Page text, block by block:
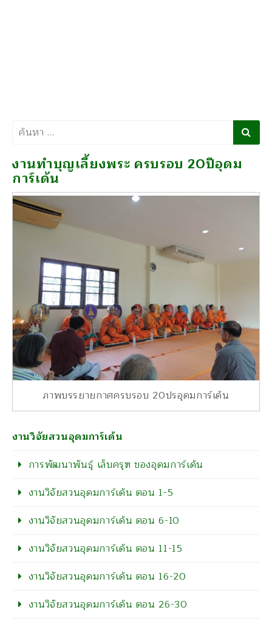
ค้นหา
งานทำบุญเลี้ยงพระ ครบรอบ 20ปีอุดม
การ์เด้น
ภาพบรรยายกาศครบรอบ 20ปรอุดมการ์เด้น
งานวิจัยสวนอุดมการ์เด้น
การพัฒนาพันธุ์ เล็บครุฑ ของอุดมการ์เด้น
งานวิจัยสวนอุดมการ์เด้น ตอน 1-5
งานวิจัยสวนอุดมการ์เด้น ตอน 6-10
งานวิจัยสวนอุดมการ์เด้น ตอน 11-15
งานวิจัยสวนอุดมการ์เด้น ตอน 16-20
งานวิจัยสวนอุดมการ์เด้น ตอน 26-30